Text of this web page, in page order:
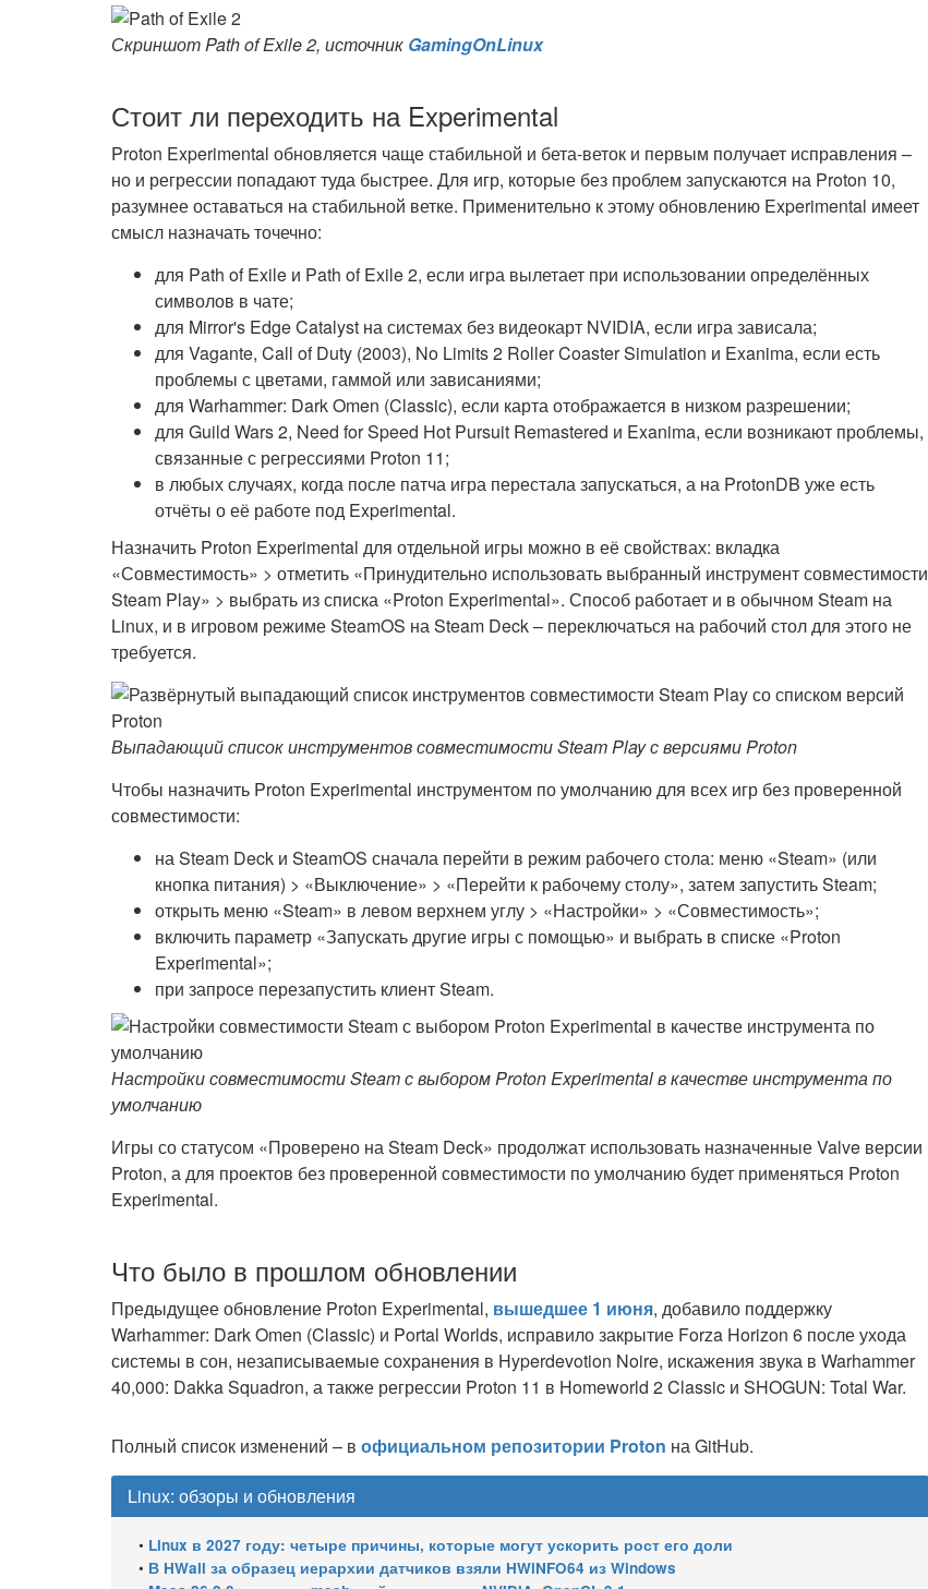
Скриншот Path of Exile 2, источник GamingOnLinux
Стоит ли переходить на Experimental
Proton Experimental обновляется чаще стабильной и бета-веток и первым получает исправления –
но и регрессии попадают туда быстрее. Для игр, которые без проблем запускаются на Proton 10,
разумнее оставаться на стабильной ветке. Применительно к этому обновлению Experimental имеет
смысл назначать точечно:
для Path of Exile и Path of Exile 2, если игра вылетает при использовании определённых
символов в чате;
для Mirror's Edge Catalyst на системах без видеокарт NVIDIA, если игра зависала;
для Vagante, Call of Duty (2003), No Limits 2 Roller Coaster Simulation и Exanima, если есть
проблемы с цветами, гаммой или зависаниями;
для Warhammer: Dark Omen (Classic), если карта отображается в низком разрешении;
для Guild Wars 2, Need for Speed Hot Pursuit Remastered и Exanima, если возникают проблемы,
связанные с регрессиями Proton 11;
в любых случаях, когда после патча игра перестала запускаться, а на ProtonDB уже есть
отчёты о её работе под Experimental.
Назначить Proton Experimental для отдельной игры можно в её свойствах: вкладка
«Совместимость» > отметить «Принудительно использовать выбранный инструмент совместимости
Steam Play» > выбрать из списка «Proton Experimental». Способ работает и в обычном Steam на
Linux, и в игровом режиме SteamOS на Steam Deck – переключаться на рабочий стол для этого не
требуется.
Выпадающий список инструментов совместимости Steam Play с версиями Proton
Чтобы назначить Proton Experimental инструментом по умолчанию для всех игр без проверенной
совместимости:
на Steam Deck и SteamOS сначала перейти в режим рабочего стола: меню «Steam» (или
кнопка питания) > «Выключение» > «Перейти к рабочему столу», затем запустить Steam;
открыть меню «Steam» в левом верхнем углу > «Настройки» > «Совместимость»;
включить параметр «Запускать другие игры с помощью» и выбрать в списке «Proton
Experimental»;
при запросе перезапустить клиент Steam.
Настройки совместимости Steam с выбором Proton Experimental в качестве инструмента по
умолчанию
Игры со статусом «Проверено на Steam Deck» продолжат использовать назначенные Valve версии
Proton, а для проектов без проверенной совместимости по умолчанию будет применяться Proton
Experimental.
Что было в прошлом обновлении
Предыдущее обновление Proton Experimental, вышедшее 1 июня, добавило поддержку
Warhammer: Dark Omen (Classic) и Portal Worlds, исправило закрытие Forza Horizon 6 после ухода
системы в сон, незаписываемые сохранения в Hyperdevotion Noire, искажения звука в Warhammer
40,000: Dakka Squadron, а также регрессии Proton 11 в Homeworld 2 Classic и SHOGUN: Total War.
Полный список изменений – в официальном репозитории Proton на GitHub.
Linux: обзоры и обновления
• Linux в 2027 году: четыре причины, которые могут ускорить рост его доли
• В HWall за образец иерархии датчиков взяли HWiNFO64 из Windows